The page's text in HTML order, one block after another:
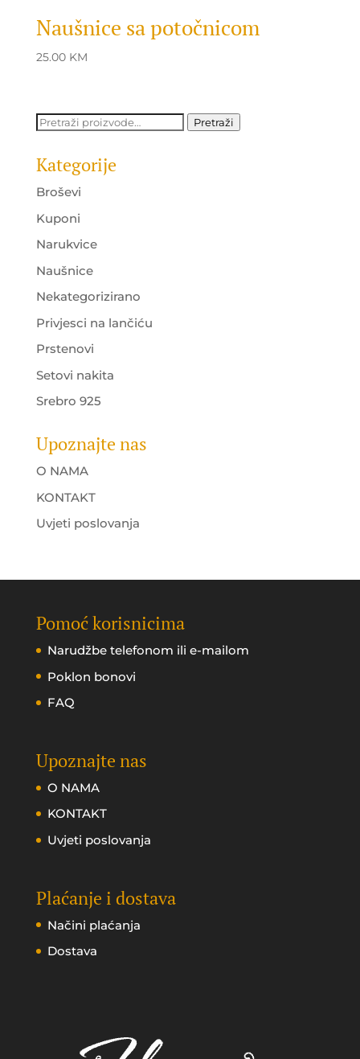
Naušnice sa potočnicom
25.00 KM
Pretraži: Pretraži
Kategorije
Broševi
Kuponi
Narukvice
Naušnice
Nekategorizirano
Privjesci na lančiću
Prstenovi
Setovi nakita
Srebro 925
Upoznajte nas
O NAMA
KONTAKT
Uvjeti poslovanja
Pomoć korisnicima
Narudžbe telefonom ili e-mailom
Poklon bonovi
FAQ
Upoznajte nas
O NAMA
KONTAKT
Uvjeti poslovanja
Plaćanje i dostava
Načini plaćanja
Dostava